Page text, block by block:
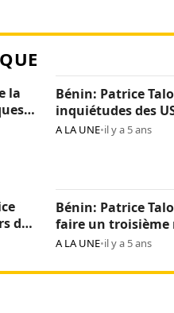
la
Bénin: Patrice
inquiétudes des
« arrestations
A LA UNE•il y a 5 ans
de
Bénin: Patrice
faire un
A LA UNE•il y a 5 ans